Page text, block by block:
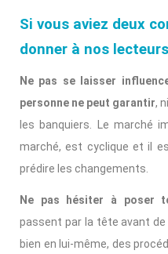
Si vous aviez deux
donner à nos
Ne pas se laisser
personne ne peut garantir,
les banquiers. Le marché
marché, est cyclique et il
prédire les changements.
Ne pas hésiter à poser
passent par la tête avant de
bien en lui-même, des